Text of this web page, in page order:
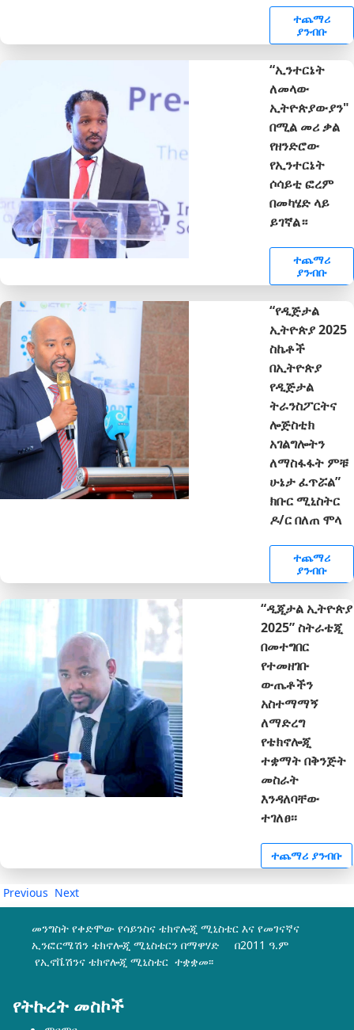
ተጨማሪ
ያንብቡ
“ኢንተርኔት
ለመላው
ኢትዮጵያውያን"
በሚል መሪ ቃል
የዘንድሮው
የኢንተርኔት
ሶሳይቲ ፎረም
በመካሄድ ላይ
ይገኛል።
ተጨማሪ
ያንብቡ
“የዲጅታል
ኢትዮጵያ 2025
ስኬቶች
በኢትዮጵያ
የዲጅታል
ትራንስፖርትና
ሎጅስቲክ
አገልግሎትን
ለማስፋፋት ምቹ
ሁኔታ ፈጥሯል”
ክቡር ሚኒስትር
ዶ/ር በለጠ ሞላ
ተጨማሪ
ያንብቡ
“ዲጂታል ኢትዮጵያ
2025” ስትራቴጂ
በመተግበር
የተመዘገቡ
ውጤቶችን
አስተማማኝ
ለማድረግ
የቴክኖሎጂ
ተቋማት በቅንጅት
መስራት
እንዳለባቸው
ተገለፀ፡፡
ተጨማሪ ያንብቡ
Previous Next
መንግስት የቀድሞው የሳይንስና ቴክኖሎጂ ሚኒስቴር እና የመገናኛና
ኢንፎርሜሽን ቴክኖሎጂ ሚኒስቴርን በማዋሃድ በ2011 ዓ.ም
የኢኖቬሽንና ቴክኖሎጂ ሚኒስቴር ተቋቋመ፡፡
የትኩረት መስኮች